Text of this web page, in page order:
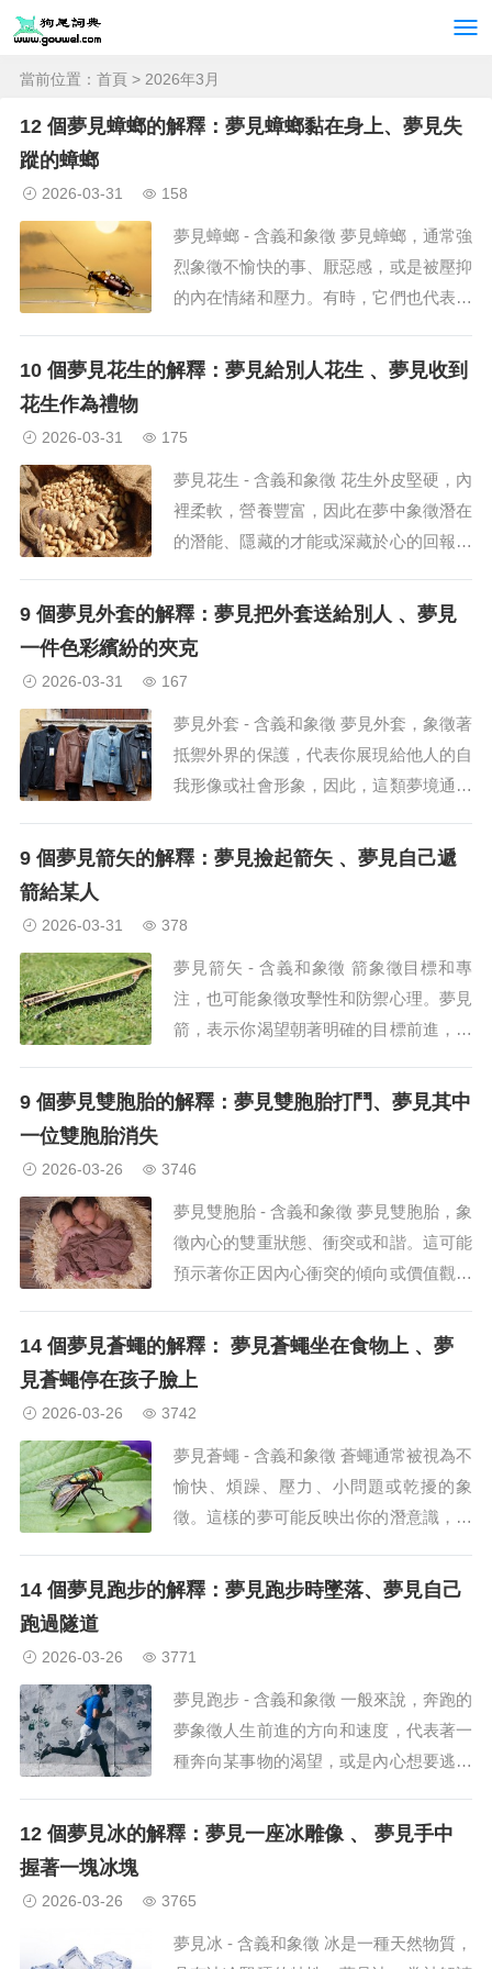
當前位置： 首頁 > 2026年3月
12 個夢見蟑螂的解釋：夢見蟑螂黏在身上、夢見失
蹤的蟑螂
2026-03-31 158
夢見蟑螂 - 含義和象徵 夢見蟑螂，通常強
烈象徵不愉快的事、厭惡感，或是被壓抑
的內在情緒和壓力。有時，它們也代表著
題，或是人們想要逃避的現實；夢中出現
10 個夢見花生的解釋：夢見給別人花生 、夢見收到
花生作為禮物
2026-03-31 175
夢見花生 - 含義和象徵 花生外皮堅硬，內
裡柔軟，營養豐富，因此在夢中象徵潛在
的潛能、隱藏的才能或深藏於心的回報。
通，但實際上可能暗示著你內心深處隱藏
著機會或潛在的回報。你需要仔細反思自
己是否正在錯失某些價...
9 個夢見外套的解釋：夢見把外套送給別人 、夢見
一件色彩繽紛的夾克
2026-03-31 167
夢見外套 - 含義和象徵 夢見外套，象徵著
抵禦外界的保護，代表你展現給他人的自
我形像或社會形象，因此，這類夢境通常
關係中如何保護自己。 從心理學角度來
9 個夢見箭矢的解釋：夢見撿起箭矢 、夢見自己遞
箭給某人
2026-03-31 378
夢見箭矢 - 含義和象徵 箭象徵目標和專
注，也可能象徵攻擊性和防禦心理。夢見
箭，表示你渴望朝著明確的目標前進，或
意的是，這可能象徵著某人的言語或行為
9 個夢見雙胞胎的解釋：夢見雙胞胎打鬥、夢見其中
一位雙胞胎消失
2026-03-26 3746
夢見雙胞胎 - 含義和象徵 夢見雙胞胎，象
徵內心的雙重狀態、衝突或和諧。這可能
預示著你正因內心衝突的傾向或價值觀而
同時，由於夢見雙胞胎，也象徵著新生和
機會的拓展，這個夢也蘊含著深刻的意
14 個夢見蒼蠅的解釋： 夢見蒼蠅坐在食物上 、夢
見蒼蠅停在孩子臉上
2026-03-26 3742
夢見蒼蠅 - 含義和象徵 蒼蠅通常被視為不
愉快、煩躁、壓力、小問題或乾擾的象
徵。這樣的夢可能反映出你的潛意識，暗
心煩意亂的因素。 因此，請記住，夢見
14 個夢見跑步的解釋：夢見跑步時墜落、夢見自己
跑過隧道
2026-03-26 3771
夢見跑步 - 含義和象徵 一般來說，奔跑的
夢象徵人生前進的方向和速度，代表著一
種奔向某事物的渴望，或是內心想要逃離
會因情境而異，所以你必須結合夢境的背
12 個夢見冰的解釋：夢見一座冰雕像 、 夢見手中
握著一塊冰塊
2026-03-26 3765
夢見冰 - 含義和象徵 冰是一種天然物質，